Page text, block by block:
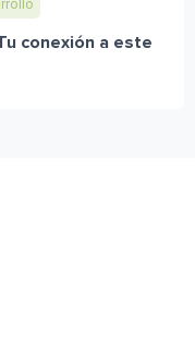
conexión a este